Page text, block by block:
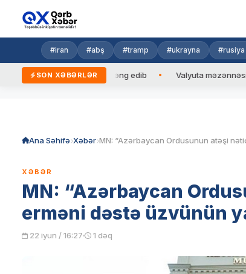
#iran #abş #tramp #ukrayna #rusiya
SON XƏBƏRLƏR
Prezidentinə zəng edib Valyuta məzənnəsi
Ana Səhifə Xəbər
XƏBƏR
MN: “Azərbaycan
erməni dəstə üzvünün
22 iyun / 16:27 1 dəq